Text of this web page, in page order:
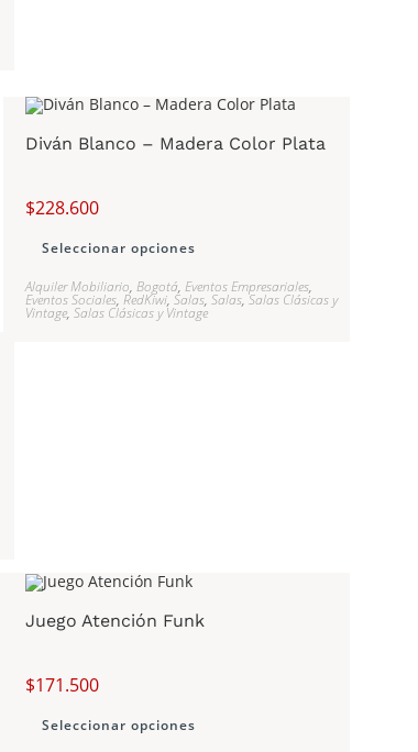
Diván Blanco – Madera Color Plata
$228.600
Seleccionar opciones
Alquiler Mobiliario, Bogotá, Eventos Empresariales,
Eventos Sociales, RedKiwi, Salas, Salas, Salas Clásicas y
Vintage, Salas Clásicas y Vintage
Juego Atención Funk
$171.500
Seleccionar opciones